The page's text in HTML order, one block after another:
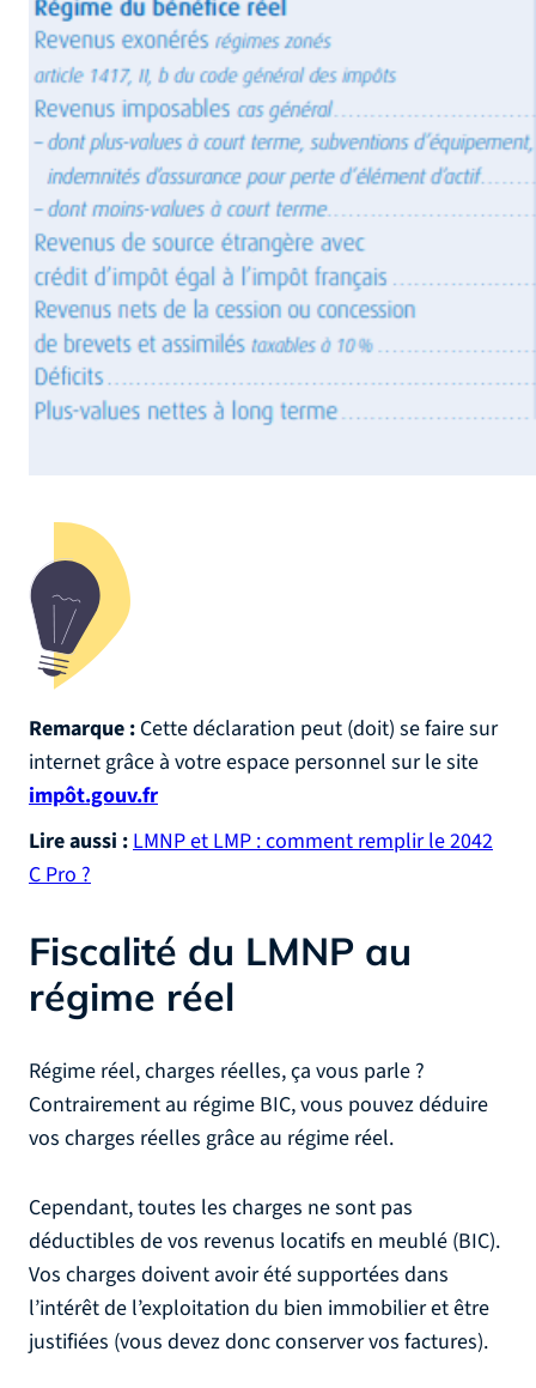
Remarque : Cette déclaration peut (doit) se faire sur
internet grâce à votre espace personnel sur le site
impôt.gouv.fr
Lire aussi :LMNP et LMP : comment remplir le 2042
C Pro ?
Fiscalité du LMNP au
régime réel
Régime réel, charges réelles, ça vous parle ?
Contrairement au régime BIC, vous pouvez déduire
vos charges réelles grâce au régime réel.
Cependant, toutes les charges ne sont pas
déductibles de vos revenus locatifs en meublé (BIC).
Vos charges doivent avoir été supportées dans
l’intérêt de l’exploitation du bien immobilier et être
justifiées (vous devez donc conserver vos factures).